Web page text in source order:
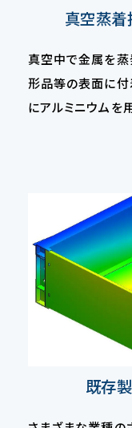
真空蒸着
真空中で金属を蒸
形品等の表面に付
にアルミニウムを
既存